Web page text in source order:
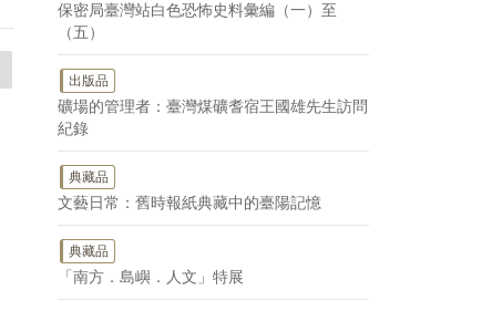
保密局臺灣站白色恐怖史料彙編（一）至
（五）
出版品
礦場的管理者：臺灣煤礦耆宿王國雄先生訪問
紀錄
典藏品
文藝日常：舊時報紙典藏中的臺陽記憶
典藏品
「南方．島嶼．人文」特展